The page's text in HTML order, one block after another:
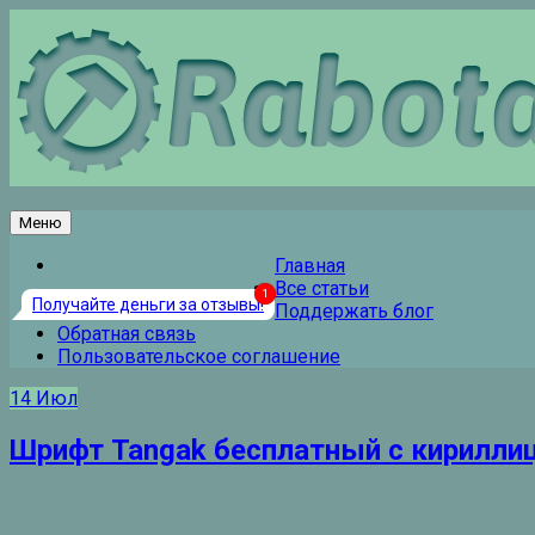
содержанию
Получайте деньги за отзывы!
Меню
Главная
Все статьи
Поддержать блог
Обратная связь
Пользовательское соглашение
14 Июл
Шрифт Tangak бесплатный с